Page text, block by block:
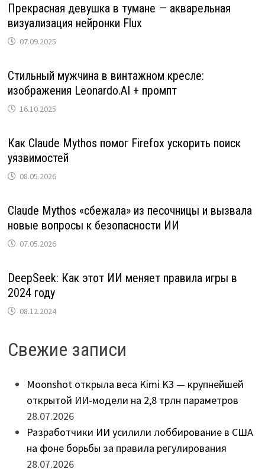
Прекрасная девушка в тумане — акварельная
визуализация нейронки Flux
07.09.2025
Стильный мужчина в винтажном кресле:
изображения Leonardo.AI + промпт
16.10.2025
Как Claude Mythos помог Firefox ускорить поиск
уязвимостей
08.05.2026
Claude Mythos «сбежала» из песочницы и вызвала
новые вопросы к безопасности ИИ
07.05.2026
DeepSeek: Как этот ИИ меняет правила игры в
2024 году
08.12.2024
Свежие записи
Moonshot открыла веса Kimi K3 — крупнейшей
открытой ИИ-модели на 2,8 трлн параметров
28.07.2026
Разработчики ИИ усилили лоббирование в США
на фоне борьбы за правила регулирования
28.07.2026